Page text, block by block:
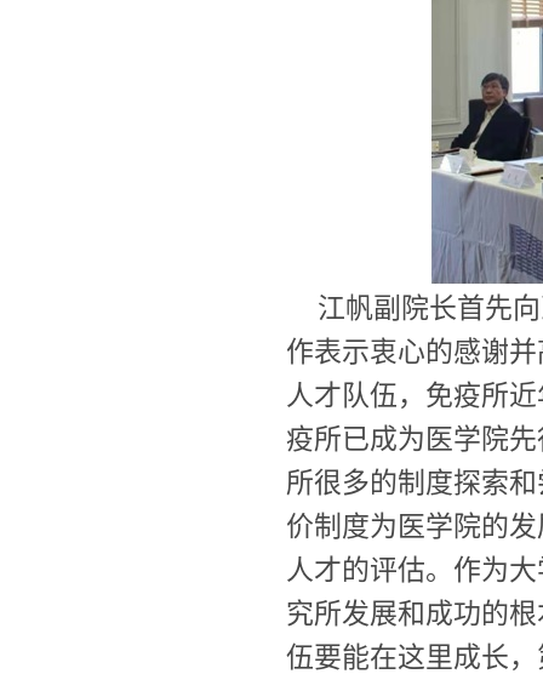
江帆副院长首先
作表示衷心的感谢
人才队伍，免疫所
疫所已成为医学院
所很多的制度探索
价制度为医学院的
人才的评估。作为
究所发展和成功的
伍要能在这里成长